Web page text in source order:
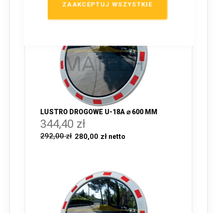
ZAAKCEPTUJ WSZYSTKIE
LUSTRO DROGOWE U-18A ⌀ 600 MM
344,40 zł
280,00 zł
292,00 zł